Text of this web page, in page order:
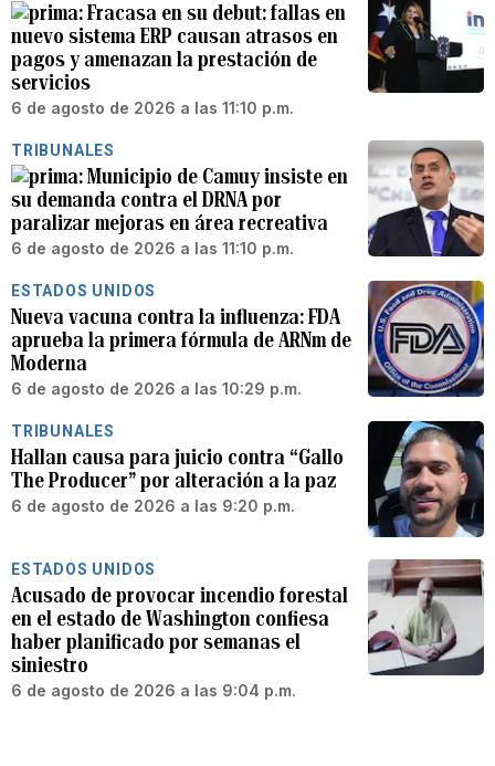
Fracasa en su debut: fallas en
nuevo sistema ERP causan atrasos en
pagos y amenazan la prestación de
servicios
6 de agosto de 2026 a las 11:10 p.m.
TRIBUNALES
Municipio de Camuy insiste en
su demanda contra el DRNA por
paralizar mejoras en área recreativa
6 de agosto de 2026 a las 11:10 p.m.
ESTADOS UNIDOS
Nueva vacuna contra la influenza: FDA
aprueba la primera fórmula de ARNm de
Moderna
6 de agosto de 2026 a las 10:29 p.m.
TRIBUNALES
Hallan causa para juicio contra “Gallo
The Producer” por alteración a la paz
6 de agosto de 2026 a las 9:20 p.m.
ESTADOS UNIDOS
Acusado de provocar incendio forestal
en el estado de Washington confiesa
haber planificado por semanas el
siniestro
6 de agosto de 2026 a las 9:04 p.m.